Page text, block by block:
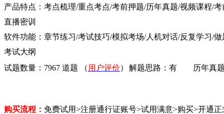
产品特点：考点梳理/重点考点/考前押题/历年真题/视频课程/考
直播密训
软件功能：章节练习/考试技巧/模拟考场/人机对话/反复学习/做
考试大纲
试题数量： 7967 道题 （ 用户评价） 解题思路： 有 历年真
购买流程： 免费试用>注册通行证账号>试用满意>购买>开通正